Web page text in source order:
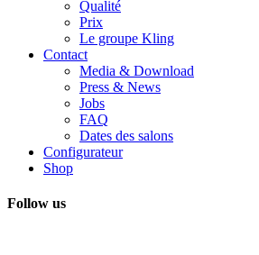
Qualité
Prix
Le groupe Kling
Contact
Media & Download
Press & News
Jobs
FAQ
Dates des salons
Configurateur
Shop
Follow us